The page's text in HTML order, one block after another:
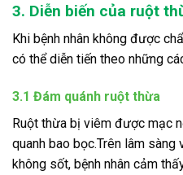
3. Diễn biến của ruột
Khi bệnh nhân không được
có thể diễn tiến theo những
3.1 Đám quánh ruột thừa
Ruột thừa bị viêm được mạc
quanh bao bọc.Trên lâm
không sốt, bệnh nhân cảm